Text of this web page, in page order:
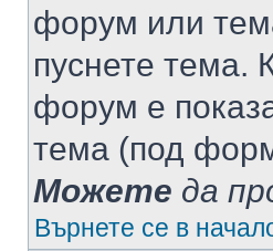
форум или
пуснете тема.
форум е
тема (под
Можете да
Върнете се в